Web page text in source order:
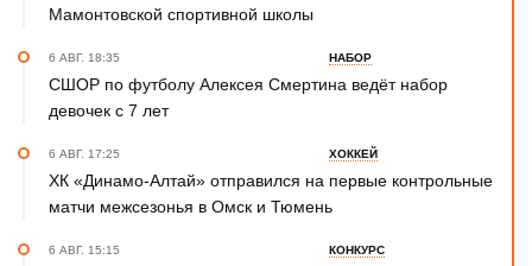
Мамонтовской спортивной школы
6 АВГ. 18:35 НАБОР
СШОР по футболу Алексея Смертина ведёт набор
девочек с 7 лет
6 АВГ. 17:25 ХОККЕЙ
ХК «Динамо-Алтай» отправился на первые контрольные
матчи межсезонья в Омск и Тюмень
6 АВГ. 15:15 КОНКУРС